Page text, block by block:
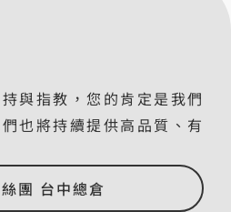
與指教，您的肯定是我們
也將持續提供高品質、有
團 台中總倉